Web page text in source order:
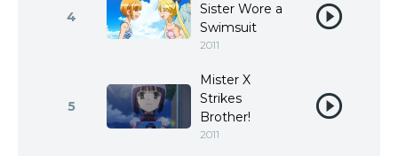
4
Sister Wore a
Swimsuit
2011
5
Mister X
Strikes
Brother!
2011